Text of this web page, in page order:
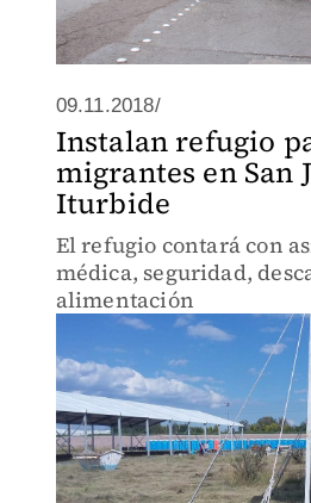
09.11.2018/
Instalan refugio
migrantes en San
Iturbide
El refugio contará con
médica, seguridad,
alimentación